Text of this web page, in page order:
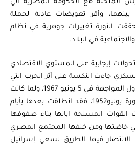
مع الحكومة المصرية الي
بينهما، وأقر تعويضات عادلة لحملة
الثورة تغييرات جوهرية في نظام
في البلاد.
إيجابية على المستوي الاقتصادي
جاءت النكسة على أثر الحرب التي
شنتها إسرائيل بغتة على دول المواجهة في 5 يونيو 1967، ولما كانت
النكسة تمثل أخطر تحد لثورة يوليو1952، فقد انطلقت بعدها بأيام
القوات المسلحة ابانها بناء صفوفها
خاضتها ومن خلفها المجتمع المصري
فتح الانتصار فيها الطريق لسعي إسرائيل